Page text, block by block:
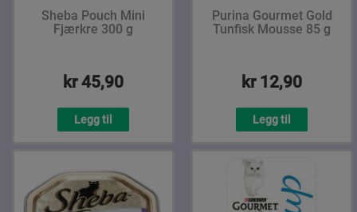
Sheba Pouch Mini
Fjærkre 300 g
kr 45,90
Legg til
Purina Gourmet Gold
Tunfisk Mousse 85 g
kr 12,90
Legg til